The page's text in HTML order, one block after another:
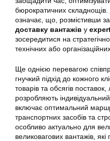
бюрократичних складнощів.
означає, що, розмістивши
доставку вантажів у
зосередитися на
технічних або
Ще однією перевагою
гнучкий підхід до кожного
товарів та обсягів поставок,
розробляють
включає оптимальний
транспортних засобів та
особливо актуально для
великовагових вантажів,